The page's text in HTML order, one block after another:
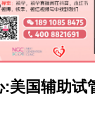
美国辅助试